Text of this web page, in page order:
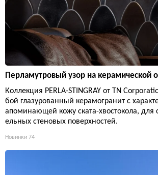
Перламутровый узор на керамической
Коллекция PERLA-STINGRAY от TN
бой глазурованный керамогранит с
апоминающей кожу ската-хвостокола, для
ельных стеновых поверхностей.
Новинки 74